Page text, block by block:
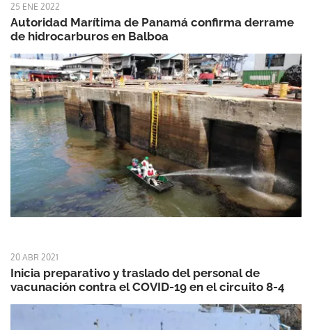
25 ENE 2022
Autoridad Marítima de Panamá confirma derrame
de hidrocarburos en Balboa
20 ABR 2021
Inicia preparativo y traslado del personal de
vacunación contra el COVID-19 en el circuito 8-4